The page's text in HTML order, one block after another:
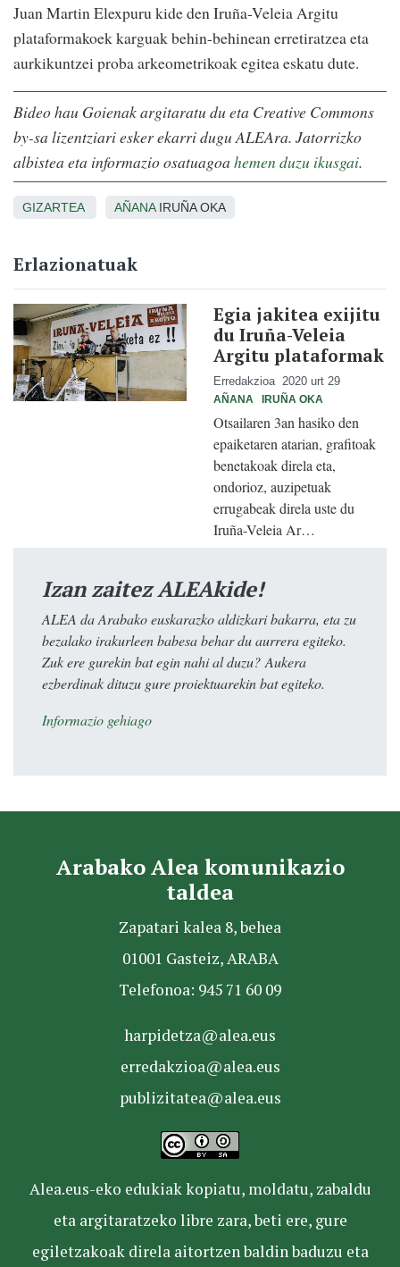
Juan Martin Elexpuru kide den Iruña-Veleia Argitu
plataformakoek karguak behin-behinean erretiratzea eta
aurkikuntzei proba arkeometrikoak egitea eskatu dute.
Bideo hau Goienak argitaratu du eta Creative Commons
by-sa lizentziari esker ekarri dugu ALEAra. Jatorrizko
albistea eta informazio osatuagoa hemen duzu ikusgai.
GIZARTEA AÑANAIRUÑA OKA
Erlazionatuak
Egia jakitea exijitu
du Iruña-Veleia
Argitu plataformak
Erredakzioa 2020 urt 29
AÑANA IRUÑA OKA
Otsailaren 3an hasiko den
epaiketaren atarian, grafitoak
benetakoak direla eta,
ondorioz, auzipetuak
errugabeak direla uste du
Iruña-Veleia Ar…
Izan zaitez ALEAkide!
ALEA da Arabako euskarazko aldizkari bakarra, eta zu
bezalako irakurleen babesa behar du aurrera egiteko.
Zuk ere gurekin bat egin nahi al duzu? Aukera
ezberdinak dituzu gure proiektuarekin bat egiteko.
Informazio gehiago
Arabako Alea komunikazio
taldea
Zapatari kalea 8, behea
01001 Gasteiz, ARABA
Telefonoa: 945 71 60 09
harpidetza@alea.eus
erredakzioa@alea.eus
publizitatea@alea.eus
Alea.eus-eko edukiak kopiatu, moldatu, zabaldu
eta argitaratzeko libre zara, beti ere, gure
egiletzakoak direla aitortzen baldin baduzu eta